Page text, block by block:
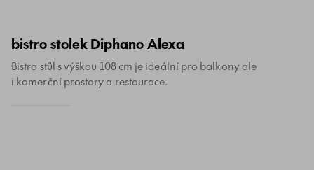
bistro stolek Diphano Alexa
Bistro stůl s výškou 108 cm je ideální pro balkony ale
i komerční prostory a restaurace.